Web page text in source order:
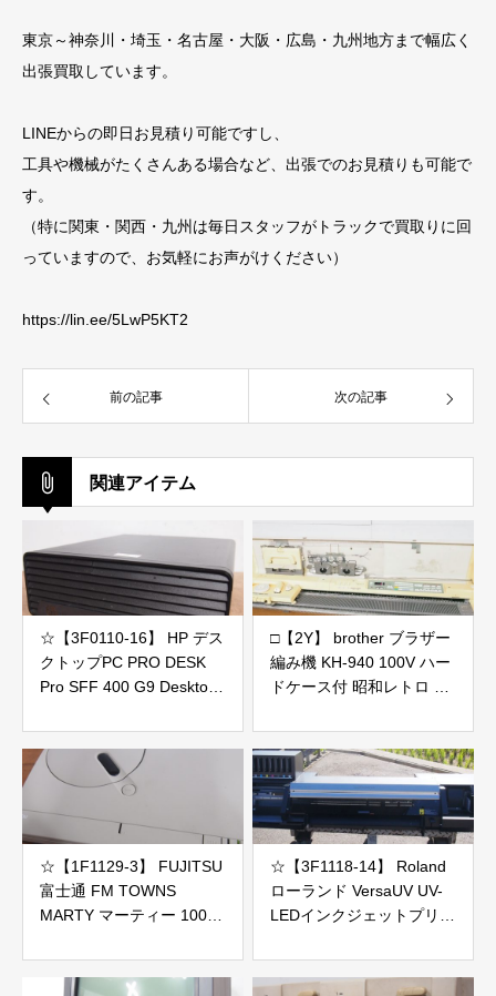
東京～神奈川・埼玉・名古屋・大阪・広島・九州地方まで幅広く
出張買取しています。
LINEからの即日お見積り可能ですし、
工具や機械がたくさんある場合など、出張でのお見積りも可能で
す。
（特に関東・関西・九州は毎日スタッフがトラックで買取りに回
っていますので、お気軽にお声がけください）
https://lin.ee/5LwP5KT2
前の記事 次の記事
関連アイテム
☆【3F0110-16】 HP デス
クトップPC PRO DESK
Pro SFF 400 G9 Desktop
CPUのみ保証
□【2Y】 brother ブラザー
編み機 KH-940 100V ハー
ドケース付 昭和レトロ 編
ャンク
☆【1F1129-3】 FUJITSU
富士通 FM TOWNS
MARTY マーティー 100V
ャンク
☆【3F1118-14】 Roland
ローランド VersaUV UV-
LEDインクジェットプリン
ンク